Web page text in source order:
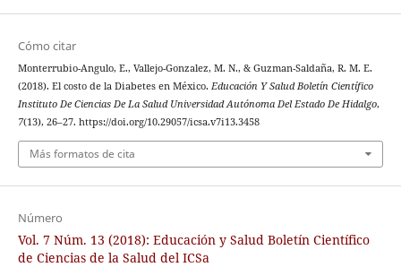
Cómo citar
Monterrubio-Angulo, E., Vallejo-Gonzalez, M. N., & Guzman-Saldaña, R. M. E.
(2018). El costo de la Diabetes en México. Educación Y Salud Boletín Científico
Instituto De Ciencias De La Salud Universidad Autónoma Del Estado De Hidalgo,
7(13), 26–27. https://doi.org/10.29057/icsa.v7i13.3458
Más formatos de cita
Número
Vol. 7 Núm. 13 (2018): Educación y Salud Boletín Científico
de Ciencias de la Salud del ICSa